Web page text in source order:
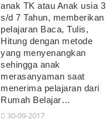
anak TK atau Anak usia 3
s/d 7 Tahun, memberikan
pelajaran Baca, Tulis,
Hitung dengan metode
yang menyenangkan
sehingga anak
merasanyaman saat
menerima pelajaran dari
Rumah Belajar…
30-09-2017